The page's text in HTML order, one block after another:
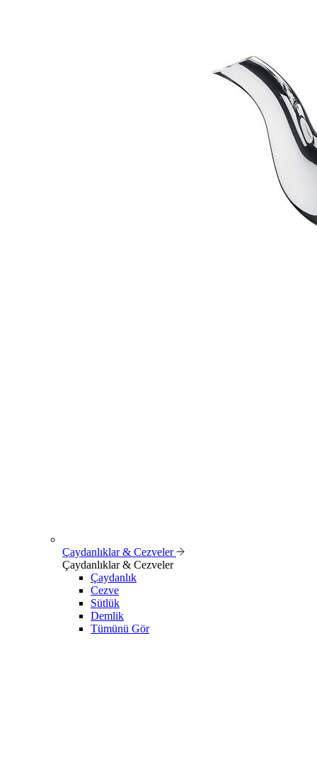
Çaydanlıklar & Cezveler
Çaydanlıklar & Cezveler
Çaydanlık
Cezve
Sütlük
Demlik
Tümünü Gör